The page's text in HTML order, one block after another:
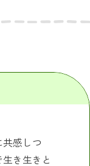
感しつ
き生きと